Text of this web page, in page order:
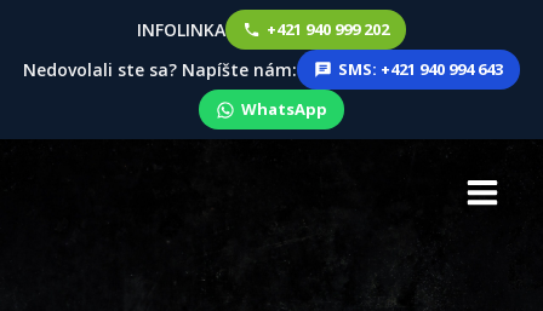
INFOLINKA +421 940 999 202
Nedovolali ste sa? Napíšte nám:
SMS: +421 940 994 643
WhatsApp